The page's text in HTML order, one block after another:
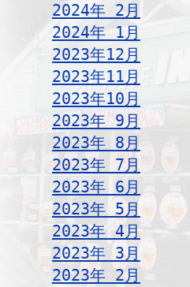
2024年 2月
2024年 1月
2023年12月
2023年11月
2023年10月
2023年 9月
2023年 8月
2023年 7月
2023年 6月
2023年 5月
2023年 4月
2023年 3月
2023年 2月